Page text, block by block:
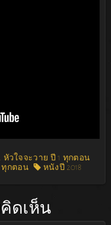
... หัวใจจะวาย ปี 1 ทุกตอน
ทุกตอน
หนังปี 2018
ดเห็น